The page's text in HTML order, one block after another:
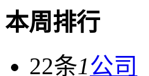
本周排行
22条1公司